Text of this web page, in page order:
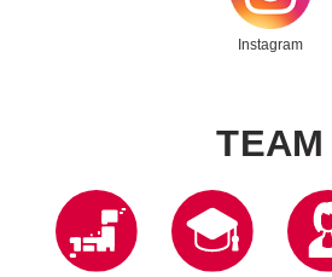
Instagram
TEAM